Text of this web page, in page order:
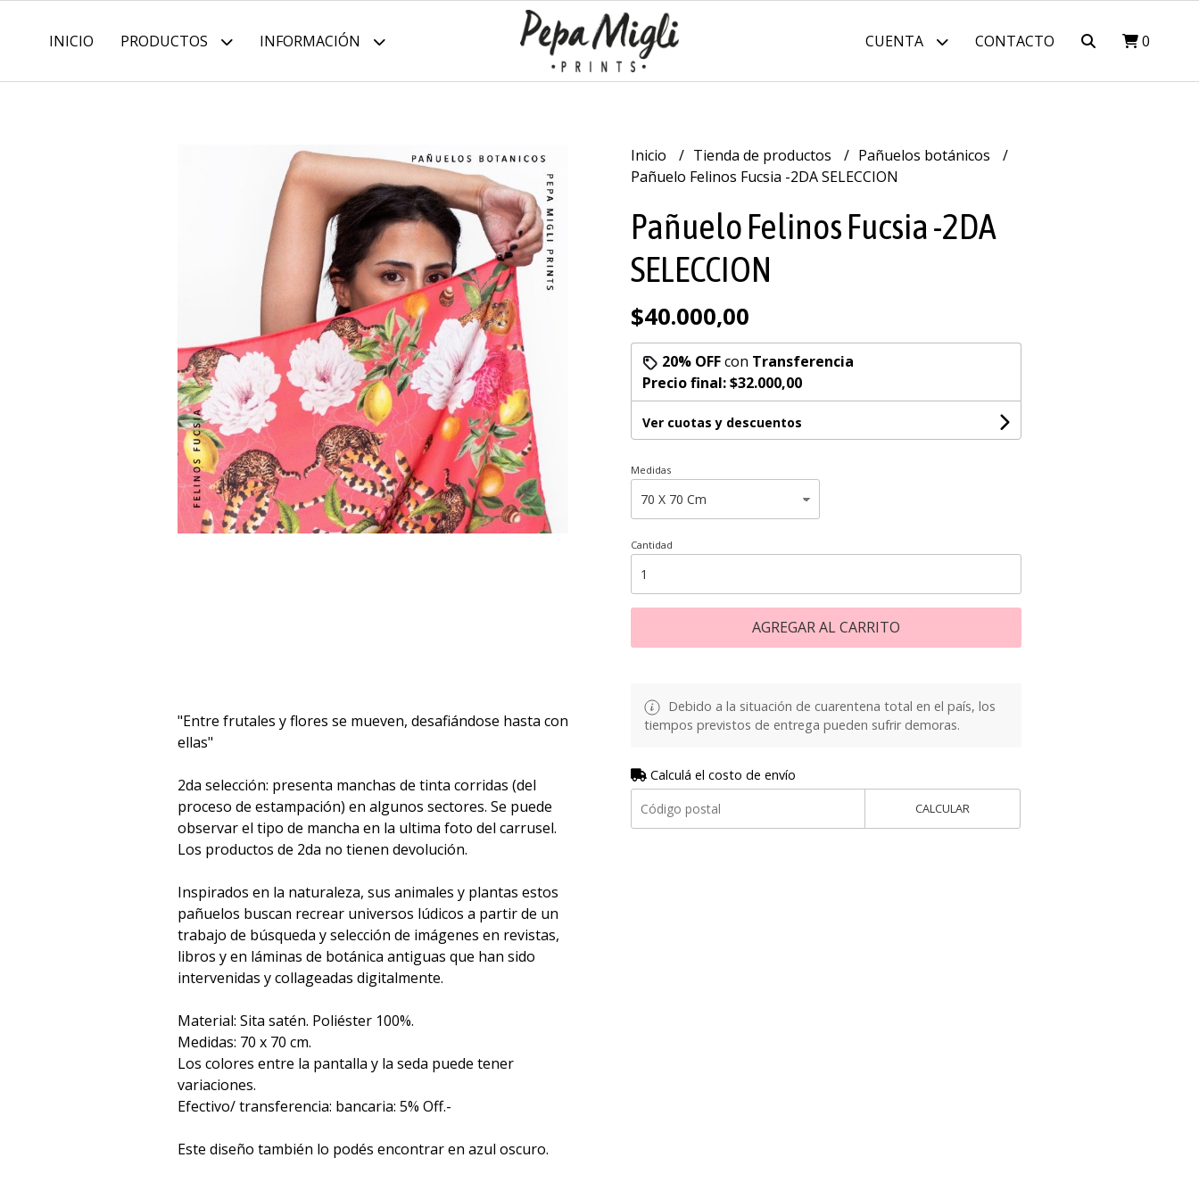
INICIO PRODUCTOS INFORMACIÓN CUENTA CONTACTO 0
"Entre frutales y flores se mueven, desafiándose hasta con
ellas"
2da selección: presenta manchas de tinta corridas (del
proceso de estampación) en algunos sectores. Se puede
observar el tipo de mancha en la ultima foto del carrusel.
Los productos de 2da no tienen devolución.
Inspirados en la naturaleza, sus animales y plantas estos
pañuelos buscan recrear universos lúdicos a partir de un
trabajo de búsqueda y selección de imágenes en revistas,
libros y en láminas de botánica antiguas que han sido
intervenidas y collageadas digitalmente.
Material: Sita satén. Poliéster 100%.
Medidas: 70 x 70 cm.
Los colores entre la pantalla y la seda puede tener
variaciones.
Efectivo/ transferencia: bancaria: 5% Off.-
Este diseño también lo podés encontrar en azul oscuro.
Inicio Tienda de productos
Pañuelos botánicos
Pañuelo Felinos Fucsia -2DA SELECCION
Pañuelo Felinos Fucsia -2DA
SELECCION
$40.000,00
20% OFFcon Transferencia
Precio final:$32.000,00
Ver cuotas y descuentos
Medidas
Cantidad
AGREGAR AL CARRITO
Debido a la situación de cuarentena total en el país, los
tiempos previstos de entrega pueden sufrir demoras.
Calculá el costo de envío
CALCULAR